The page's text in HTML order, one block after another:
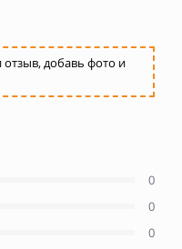
добавь фото и
0
0
0